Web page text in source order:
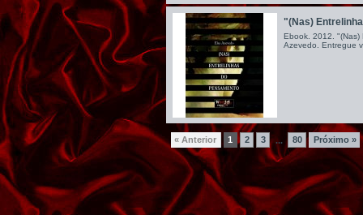
"(Nas)
Ebook. 2012. "(Nas)
Azevedo. Entregue
« Anterior 1 2 3 ... 80 Próximo »